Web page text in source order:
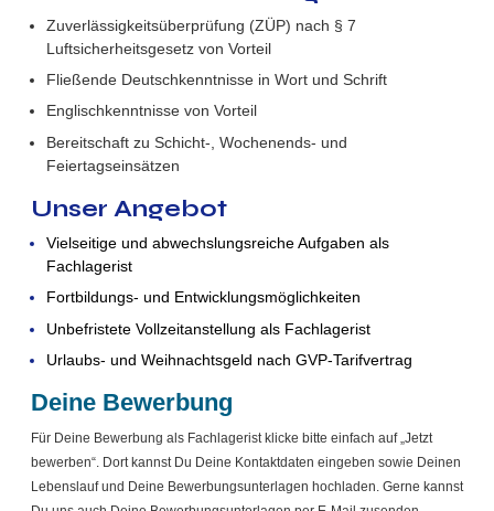
Zuverlässigkeitsüberprüfung (ZÜP) nach § 7
Luftsicherheitsgesetz von Vorteil
Fließende Deutschkenntnisse in Wort und Schrift
Englischkenntnisse von Vorteil
Bereitschaft zu Schicht-, Wochenends- und
Feiertagseinsätzen
Unser Angebot
Vielseitige und abwechslungsreiche Aufgaben als
Fachlagerist
Fortbildungs- und Entwicklungsmöglichkeiten
Unbefristete Vollzeitanstellung als Fachlagerist
Urlaubs- und Weihnachtsgeld nach GVP-Tarifvertrag
Deine Bewerbung
Für Deine Bewerbung als Fachlagerist klicke bitte einfach auf „Jetzt
bewerben“. Dort kannst Du Deine Kontaktdaten eingeben sowie Deinen
Lebenslauf und Deine Bewerbungsunterlagen hochladen. Gerne kannst